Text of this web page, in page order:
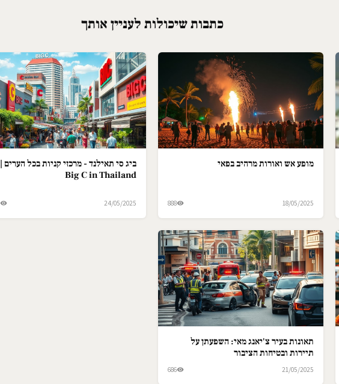
כתבות שיכולות לעניין אותך
מופע אש ואורות מרהיב בפאי
18/05/2025
888
ביג סי תאילנד - מרכזי קניות בכל הערים |
Big C in Thailand
24/05/2025
תאונות בעיר צ'יאנג מאי: השפעתן על
תיירות ובטיחות הציבור
21/05/2025
686